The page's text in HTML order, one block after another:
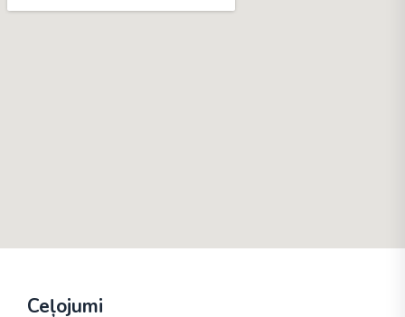
Ceļojumi